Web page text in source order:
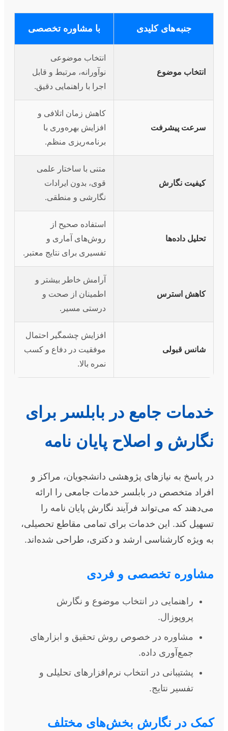
جنبه‌های کلیدی با مشاوره تخصصی
انتخاب موضوع
انتخاب موضوعی
نوآورانه، مرتبط و قابل
اجرا با راهنمایی دقیق.
سرعت پیشرفت
کاهش زمان اتلافی و
افزایش بهره‌وری با
برنامه‌ریزی منظم.
کیفیت نگارش
متنی با ساختار علمی
قوی، بدون ایرادات
نگارشی و منطقی.
تحلیل داده‌ها
استفاده صحیح از
روش‌های آماری و
تفسیری برای نتایج معتبر.
کاهش استرس
آرامش خاطر بیشتر و
اطمینان از صحت و
درستی مسیر.
شانس قبولی
افزایش چشمگیر احتمال
موفقیت در دفاع و کسب
نمره بالا.
خدمات جامع در بابلسر برای
نگارش و اصلاح پایان نامه
در پاسخ به نیازهای پژوهشی دانشجویان، مراکز و
افراد متخصص در بابلسر خدمات جامعی را ارائه
می‌دهند که می‌تواند فرآیند نگارش پایان نامه را
تسهیل کند. این خدمات برای تمامی مقاطع تحصیلی،
به ویژه کارشناسی ارشد و دکتری، طراحی شده‌اند.
مشاوره تخصصی و فردی
راهنمایی در انتخاب موضوع و نگارش
پروپوزال.
مشاوره در خصوص روش تحقیق و ابزارهای
جمع‌آوری داده.
پشتیبانی در انتخاب نرم‌افزارهای تحلیلی و
تفسیر نتایج.
کمک در نگارش بخش‌های مختلف